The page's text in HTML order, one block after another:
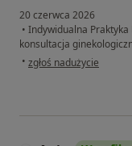
20 czerwca 2026
• Indywidualna Praktyka
konsultacja
• w opinii użytkownika WS
zgłoś nadużycie